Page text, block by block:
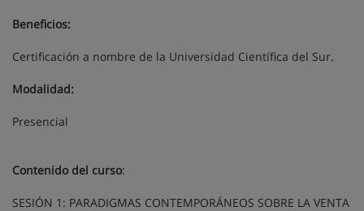
Beneficios:
Certificación a nombre de la Universidad Científica del Sur.
Modalidad:
Presencial
Contenido del curso:
SESIÓN 1: PARADIGMAS CONTEMPORÁNEOS SOBRE LA VENTA